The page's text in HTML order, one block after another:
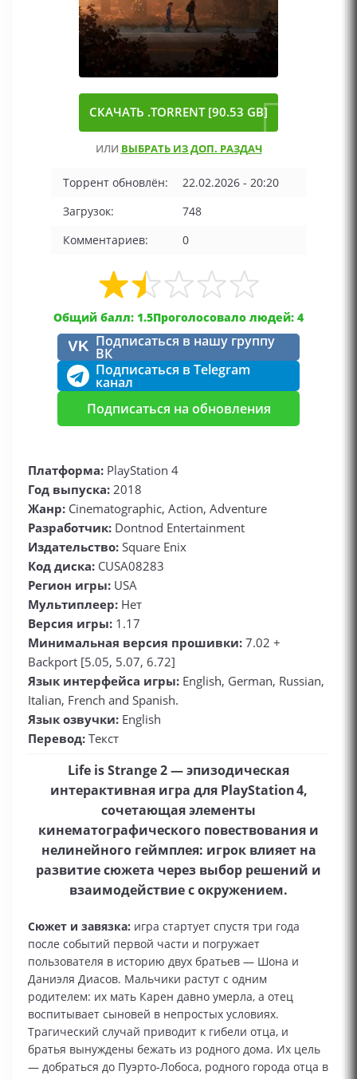
СКАЧАТЬ .TORRENT [90.53 GB]
ИЛИ ВЫБРАТЬ ИЗ ДОП. РАЗДАЧ
Торрент обновлён:
22.02.2026 - 20:20
Загрузок:
748
Комментариев:
0
Общий балл: 1.5Проголосовало людей: 4
VK Подписаться в нашу группу
ВК
Подписаться в Telegram
канал
Подписаться на обновления
Платформа: PlayStation 4
Год выпуска: 2018
Жанр: Cinematographic, Action, Adventure
Разработчик: Dontnod Entertainment
Издательство: Square Enix
Код диска: CUSA08283
Регион игры: USA
Мультиплеер: Нет
Версия игры: 1.17
Минимальная версия прошивки: 7.02 +
Backport [5.05, 5.07, 6.72]
Язык интерфейса игры: English, German, Russian,
Italian, French and Spanish.
Язык озвучки: English
Перевод: Текст
Life is Strange 2 — эпизодическая
интерактивная игра для PlayStation 4,
сочетающая элементы
кинематографического повествования и
нелинейного геймплея: игрок влияет на
развитие сюжета через выбор решений и
взаимодействие с окружением.
Сюжет и завязка: игра стартует спустя три года
после событий первой части и погружает
пользователя в историю двух братьев — Шона и
Даниэля Диасов. Мальчики растут с одним
родителем: их мать Карен давно умерла, а отец
воспитывает сыновей в непростых условиях.
Трагический случай приводит к гибели отца, и
братья вынуждены бежать из родного дома. Их цель
— добраться до Пуэрто‑Лобоса, родного города отца в